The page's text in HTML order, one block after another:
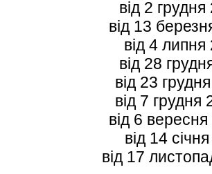
вiд 2
вiд 13
вiд 4
вiд 28
вiд 23
вiд 7 грудня
вiд 6
вiд 14
вiд 17